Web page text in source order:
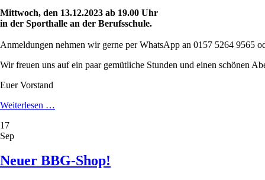
Mittwoch, den 13.12.2023 ab 19.00 Uhr
in der Sporthalle an der Berufsschule.
Anmeldungen nehmen wir gerne per WhatsApp an 0157 5264 9565
Wir freuen uns auf ein paar gemütliche Stunden und einen schönen
Euer Vorstand
Weiterlesen …
17
Sep
Neuer BBG-Shop!